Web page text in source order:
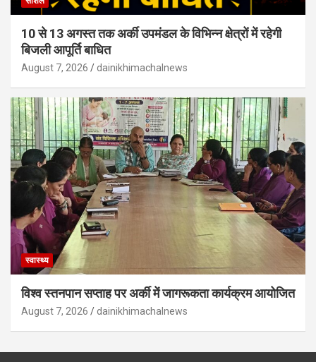
10 से 13 अगस्त तक अर्की उपमंडल के विभिन्न क्षेत्रों में रहेगी
बिजली आपूर्ति बाधित
August 7, 2026 dainikhimachalnews
स्वास्थ्य
विश्व स्तनपान सप्ताह पर अर्की में जागरूकता कार्यक्रम आयोजित
August 7, 2026 dainikhimachalnews